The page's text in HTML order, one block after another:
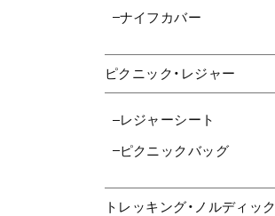
ナイフカバー
ピクニック・レジャー
レジャーシート
ピクニックバッグ
トレッキング・ノルディック